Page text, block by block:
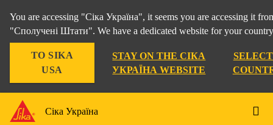
You are accessing "Сіка Україна", it seems you are accessing it
"Сполучені Штати". We have a dedicated website for your
TO SIKA
USA
STAY ON THE СІКА
УКРАЇНА WEBSITE
Сіка Україна
Промисловість SikaTack® DRIVE (60 min)